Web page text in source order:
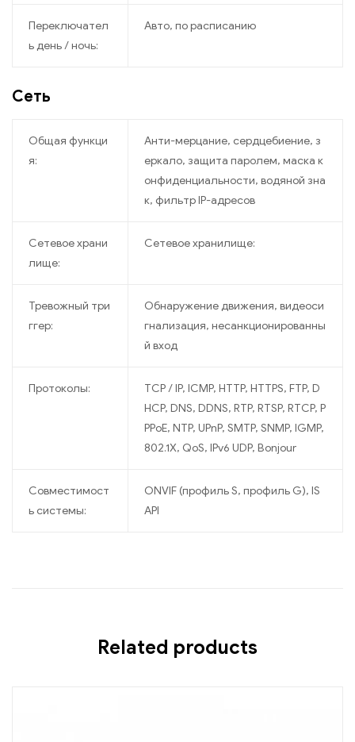
Переключател
ь день / ночь:
Авто, по расписанию
Сеть
Общая функци
я:
Анти-мерцание, сердцебиение, з
еркало, защита паролем, маска к
онфиденциальности, водяной зна
к, фильтр IP-адресов
Сетевое храни
лище:
Сетевое хранилище:
Тревожный три
ггер:
Обнаружение движения, видеоси
гнализация, несанкционированны
й вход
Протоколы:
TCP / IP, ICMP, HTTP, HTTPS, FTP, D
HCP, DNS, DDNS, RTP, RTSP, RTCP, P
PPoE, NTP, UPnP, SMTP, SNMP, IGMP,
802.1X, QoS, IPv6 UDP, Bonjour
Совместимост
ь системы:
ONVIF (профиль S, профиль G), IS
API
Related products